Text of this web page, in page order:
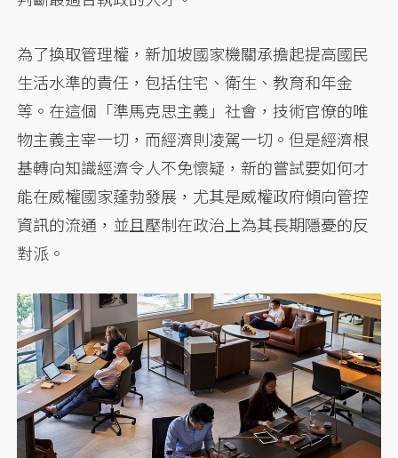
為了換取管理權，新加坡國家機關承擔起提高國民
生活水準的責任，包括住宅、衛生、教育和年金
等。在這個「準馬克思主義」社會，技術官僚的唯
物主義主宰一切，而經濟則凌駕一切。但是經濟根
基轉向知識經濟令人不免懷疑，新的嘗試要如何才
能在威權國家蓬勃發展，尤其是威權政府傾向管控
資訊的流通，並且壓制在政治上為其長期隱憂的反
對派。